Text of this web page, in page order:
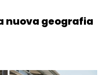
nuova geografia